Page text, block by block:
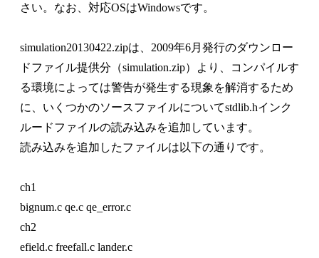
2.2.1 ポテンシャルに基づく2 次元運動
第3章 偏微分方程式に基づく物理シミュレーション
3.1 偏微分方程式の境界値問題
3.1.1 ラプラス方程式
3.1.2 ラプラス方程式の境界値問題
3.1.3 境界値問題の数値解法
3.1.4 ガウスの消去法による境界値問題の計算
3.2 ラプラス方程式による場のシミュレーション
さい。なお、対応OSはWindowsです。
simulation20130422.zipは、2009年6月発行のダウンロー
ドファイル提供分（simulation.zip）より、コンパイルす
る環境によっては警告が発生する現象を解消するため
に、いくつかのソースファイルについてstdlib.hインク
ルードファイルの読み込みを追加しています。
読み込みを追加したファイルは以下の通りです。
ch1
bignum.c qe.c qe_error.c
ch2
efield.c freefall.c lander.c